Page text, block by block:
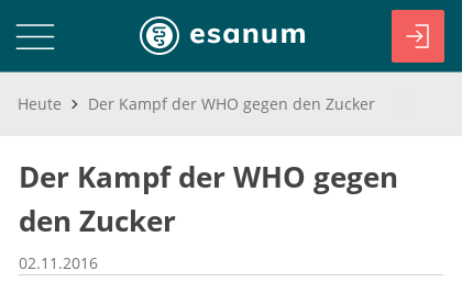
Heute Der Kampf der WHO gegen den Zucker
Der Kampf der WHO gegen
den Zucker
02.11.2016